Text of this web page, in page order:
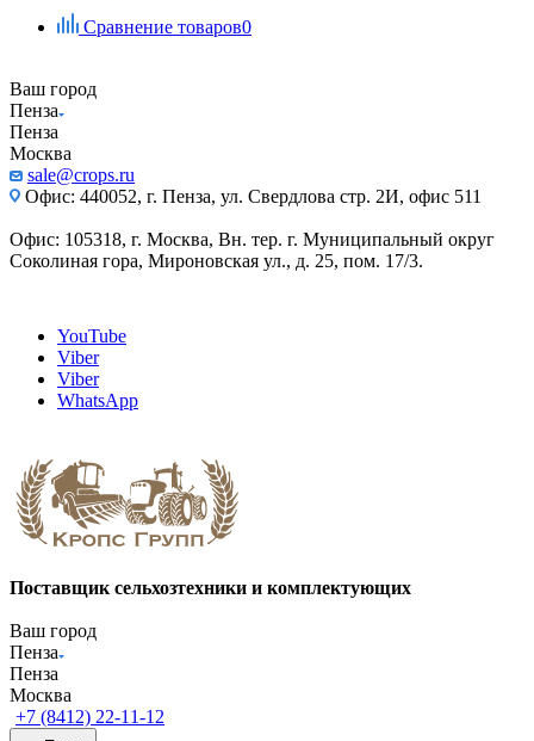
Сравнение товаров0
Ваш город
Пенза
Пенза
Москва
sale@crops.ru
Офис: 440052, г. Пенза, ул. Свердлова стр. 2И, офис 511
Офис: 105318, г. Москва, Вн. тер. г. Муниципальный округ
Соколиная гора, Мироновская ул., д. 25, пом. 17/3.
YouTube
Viber
Viber
WhatsApp
Поставщик сельхозтехники и комплектующих
Ваш город
Пенза
Пенза
Москва
+7 (8412) 22-11-12